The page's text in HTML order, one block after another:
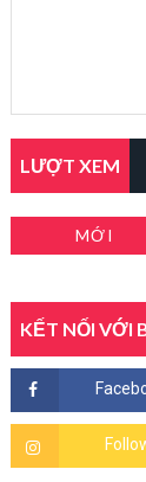
LƯỢT XEM
MỚI
KẾT NỐI VỚI